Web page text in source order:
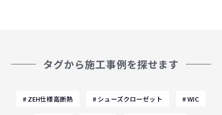
タグから施工事例を探せます
ZEH仕様高断熱 シューズクローゼット WIC